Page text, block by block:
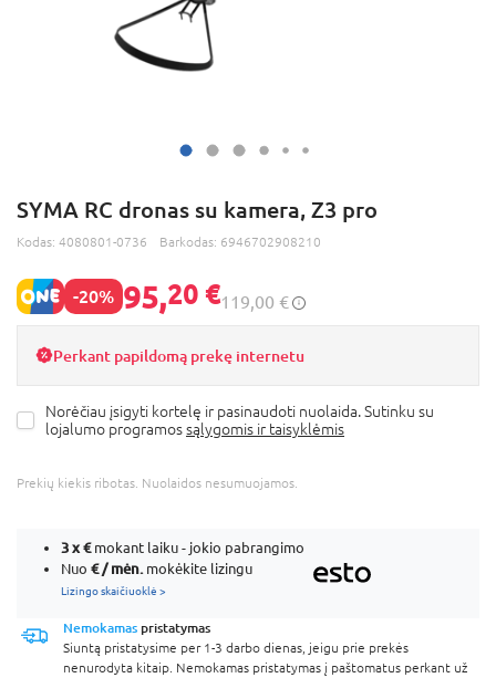
SYMA RC dronas su kamera, Z3 pro
Kodas: 4080801-0736 Barkodas: 6946702908210
-20% 95,20 €119,00 €
Perkant papildomą prekę internetu
Norėčiau įsigyti kortelę ir pasinaudoti nuolaida. Sutinku su
lojalumo programossąlygomis ir taisyklėmis
Prekių kiekis ribotas. Nuolaidos nesumuojamos.
3 x€mokant laiku - jokio pabrangimo
Nuo € / mėn. mokėkite lizingu
Lizingo skaičiuoklė >
Nemokamas pristatymas
Siuntą pristatysime per 1-3 darbo dienas, jeigu prie prekės
nenurodyta kitaip. Nemokamas pristatymas į paštomatus perkant už